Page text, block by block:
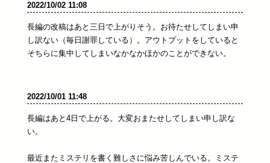
2022/10/02 11:08
長編の改稿はあと三日で上がりそう。お待たせしてしまい申
し訳ない（毎日謝罪している）。アウトプットをしていると
そちらに集中してしまいなかなかほかのことができない。
2022/10/01 11:48
長編はあと4日で上がる。大変おまたせしてしまい申し訳な
い。
最近またミステリを書く難しさに悩み苦しんでいる。ミステ